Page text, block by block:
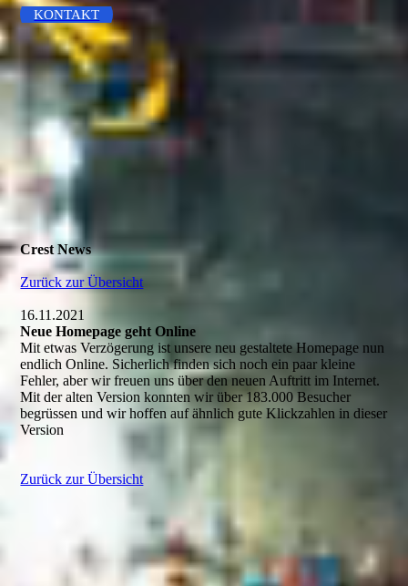
KONTAKT
Crest News
Zurück zur Übersicht
16.11.2021
Neue Homepage geht Online
Mit etwas Verzögerung ist unsere neu gestaltete Homepage nun
endlich Online. Sicherlich finden sich noch ein paar kleine
Fehler, aber wir freuen uns über den neuen Auftritt im Internet.
Mit der alten Version konnten wir über 183.000 Besucher
begrüssen und wir hoffen auf ähnlich gute Klickzahlen in dieser
Version
Zurück zur Übersicht